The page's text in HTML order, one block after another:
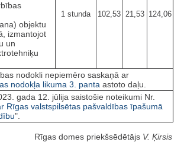
objektu
izmantojot
un
1 stunda 102,53 21,53 124,06
nodokli nepiemēro saskaņā ar
nodokļa likuma 3. panta astoto daļu.
gada 12. jūlija saistošie noteikumi Nr.
Rīgas valstspilsētas pašvaldības īpašumā
".
Rīgas domes priekšsēdētājs V. Ķirsis